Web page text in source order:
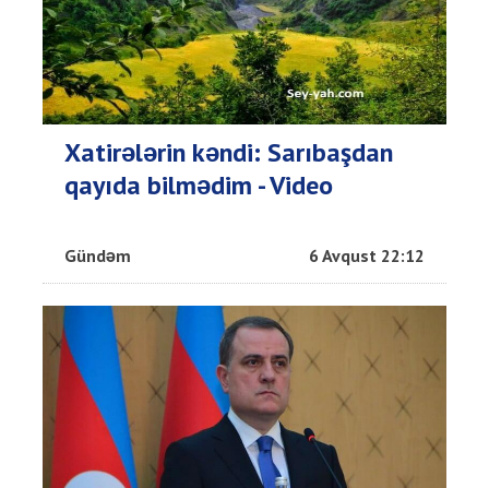
Xatirələrin kəndi: Sarıbaşdan
qayıda bilmədim - Video
Gündəm 6 Avqust 22:12